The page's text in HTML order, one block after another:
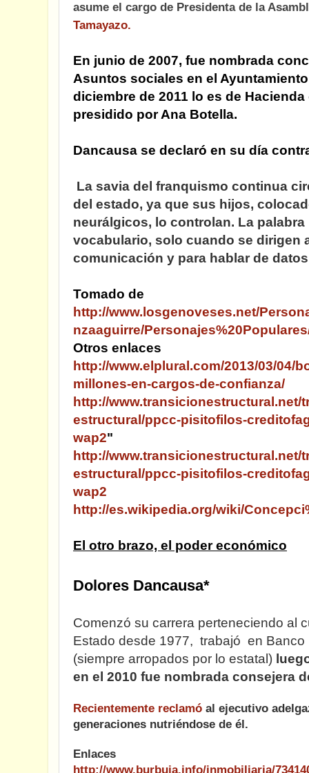
asume el cargo de Presidenta de la
Tamayazo.
En junio de 2007, fue nombrada
Asuntos sociales en el
diciembre de 2011 lo es de
presidido por Ana Botella.
Dancausa se declaró en su día
La savia del franquismo continua
del estado, ya que sus hijos,
neurálgicos, lo controlan. La
vocabulario, solo cuando se dirigen
comunicación y para hablar de
Tomado de
http://www.losgenoveses.net/
nzaaguirre/
Otros enlaces
http://www.elplural.com/2013/03/04/
millones-en-cargos-de-confianza/
http://www.transicionestructural.net/
estructural/ppcc-pisitofilos-
wap2"
http://www.transicionestructural.net/
estructural/ppcc-pisitofilos-
wap2
http://es.wikipedia.org/wiki/
El otro brazo, el poder económico
Dolores Dancausa*
Comenzó su carrera perteneciendo al
Estado desde 1977, trabajó en Banco
(siempre arropados por lo estatal)
en el 2010 fue nombrada consejera
Recientemente reclamó al ejecutivo
generaciones nutriéndose de él.
Enlaces
http://www.burbuja.info/inmobiliaria/